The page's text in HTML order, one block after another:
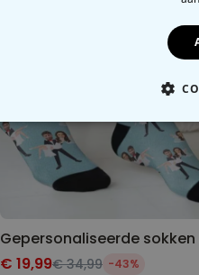
€ 19,99€ 34,99 -43%
NOODZAKELIJK